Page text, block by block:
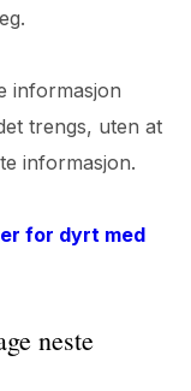
informasjon
trengs, uten at
informasjon.
for dyrt med
neste